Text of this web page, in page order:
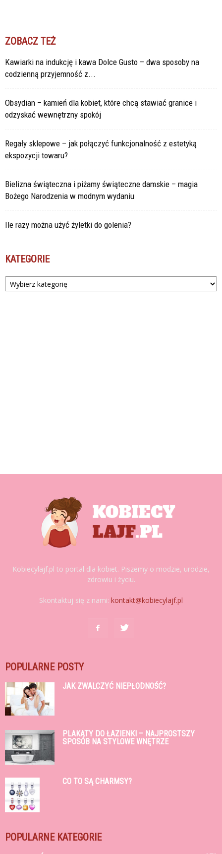
ZOBACZ TEŻ
Kawiarki na indukcję i kawa Dolce Gusto – dwa sposoby na
codzienną przyjemność z...
Obsydian – kamień dla kobiet, które chcą stawiać granice i
odzyskać wewnętrzny spokój
Regały sklepowe – jak połączyć funkcjonalność z estetyką
ekspozycji towaru?
Bielizna świąteczna i piżamy świąteczne damskie – magia
Bożego Narodzenia w modnym wydaniu
Ile razy można użyć żyletki do golenia?
KATEGORIE
Kategorie
Kobiecylajf.pl to portal dla kobiet. Piszemy o modzie, urodzie,
zdrowiu i życiu.
Skontaktuj się z nami: kontakt@kobiecylajf.pl
POPULARNE POSTY
JAK ZWALCZYĆ NIEPŁODNOŚĆ?
PLAKATY DO ŁAZIENKI – NAJPROSTSZY
SPOSÓB NA STYLOWE WNĘTRZE
CO TO SĄ CHARMSY?
POPULARNE KATEGORIE